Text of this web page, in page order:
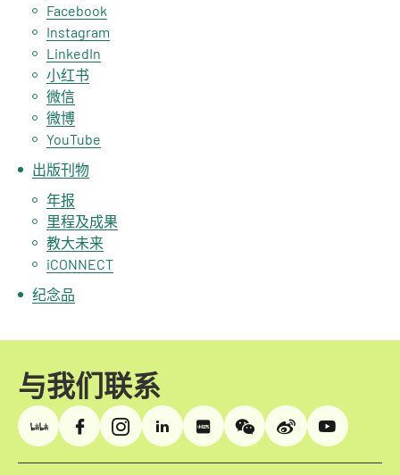
Facebook
Instagram
LinkedIn
小红书
微信
微博
YouTube
出版刊物
年报
里程及成果
教大未来
iCONNECT
纪念品
与我们联系
哔哩哔哩Facebook
Instagram
LinkedIn
小红书微信微博YouTube